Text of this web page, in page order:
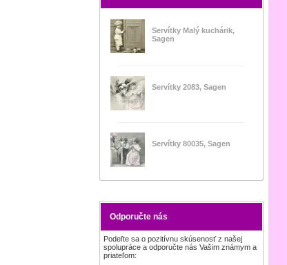
Servítky Malý kuchárik,
Sagen
Servítky 2083, Sagen
Servítky 80035, Sagen
Odporučte nás
Podeľte sa o pozitívnu skúsenosť z našej
spolupráce a odporučte nás Vašim známym a
priateľom: